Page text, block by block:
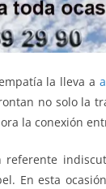
la lleva a
no solo la
la conexión
En esta